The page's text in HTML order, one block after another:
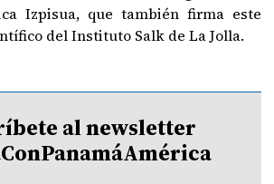
Izpisua, que también firma este
del Instituto Salk de La Jolla.
al newsletter